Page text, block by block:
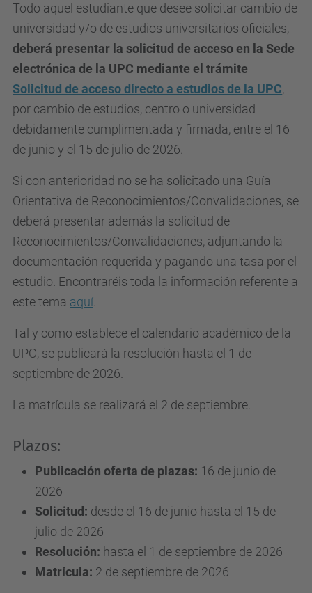
Todo aquel estudiante que desee solicitar cambio de
universidad y/o de estudios universitarios oficiales,
deberá presentar la solicitud de acceso en la Sede
electrónica de la UPC mediante el trámite
Solicitud de acceso directo a estudios de la UPC,
por cambio de estudios, centro o universidad
debidamente cumplimentada y firmada, entre el 16
de junio y el 15 de julio de 2026.
Si con anterioridad no se ha solicitado una Guía
Orientativa de Reconocimientos/Convalidaciones, se
deberá presentar además la solicitud de
Reconocimientos/Convalidaciones, adjuntando la
documentación requerida y pagando una tasa por el
estudio. Encontraréis toda la información referente a
este tema aquí
Tal y como establece el calendario académico de la
UPC, se publicará la resolución hasta el 1 de
septiembre de 2026.
La matrícula se realizará el 2 de septiembre.
Plazos:
Publicación oferta de plazas: 16 de junio de
2026
Solicitud: desde el 16 de junio hasta el 15 de
julio de 2026
Resolución: hasta el 1 de septiembre de 2026
Matrícula: 2 de septiembre de 2026